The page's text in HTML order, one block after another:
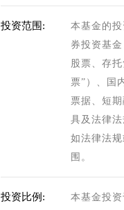
投资范围:
本基金的
券投资基
股票、存
票”）、国
票据、短
具及法律
如法律法
围。
投资比例:
本基金投